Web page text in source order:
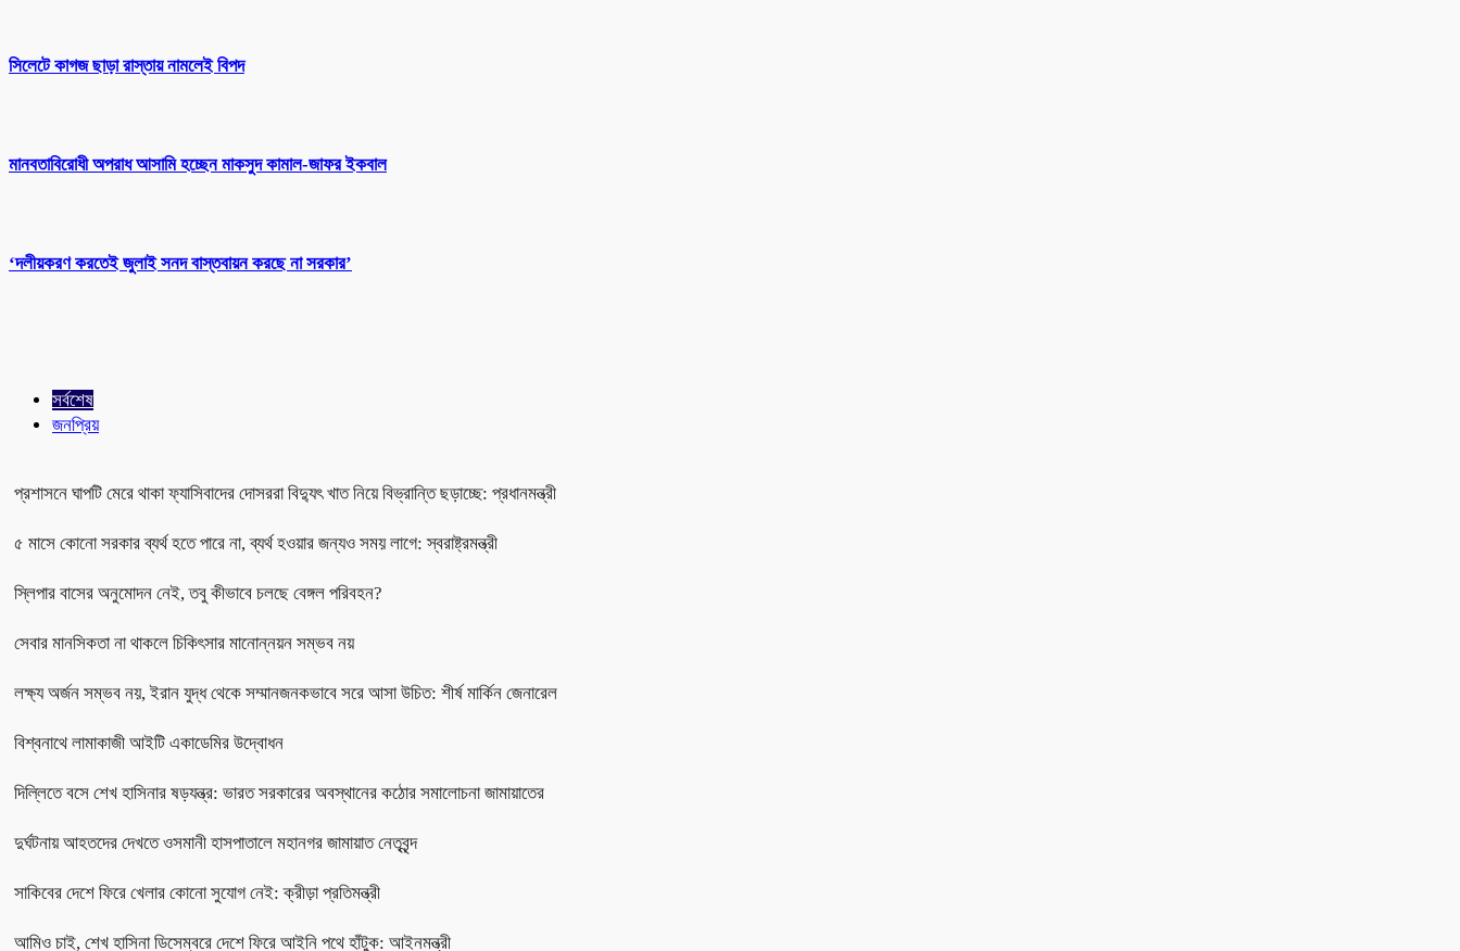
সিলেটে কাগজ ছাড়া রাস্তায় নামলেই বিপদ
মানবতাবিরোধী অপরাধ আসামি হচ্ছেন মাকসুদ কামাল-জাফর ইকবাল
‘দলীয়করণ করতেই জুলাই সনদ বাস্তবায়ন করছে না সরকার’
সর্বশেষ
জনপ্রিয়
প্রশাসনে ঘাপটি মেরে থাকা ফ্যাসিবাদের দোসররা বিদ্যুৎ খাত নিয়ে বিভ্রান্তি ছড়াচ্ছে: প্রধানমন্ত্রী
৫ মাসে কোনো সরকার ব্যর্থ হতে পারে না, ব্যর্থ হওয়ার জন্যও সময় লাগে: স্বরাষ্ট্রমন্ত্রী
স্লিপার বাসের অনুমোদন নেই, তবু কীভাবে চলছে বেঙ্গল পরিবহন?
সেবার মানসিকতা না থাকলে চিকিৎসার মানোন্নয়ন সম্ভব নয়
লক্ষ্য অর্জন সম্ভব নয়, ইরান যুদ্ধ থেকে সম্মানজনকভাবে সরে আসা উচিত: শীর্ষ মার্কিন জেনারেল
বিশ্বনাথে লামাকাজী আইটি একাডেমির উদ্বোধন
দিল্লিতে বসে শেখ হাসিনার ষড়যন্ত্র: ভারত সরকারের অবস্থানের কঠোর সমালোচনা জামায়াতের
দুর্ঘটনায় আহতদের দেখতে ওসমানী হাসপাতালে মহানগর জামায়াত নেতৃবৃন্দ
সাকিবের দেশে ফিরে খেলার কোনো সুযোগ নেই: ক্রীড়া প্রতিমন্ত্রী
আমিও চাই, শেখ হাসিনা ডিসেম্বরে দেশে ফিরে আইনি পথে হাঁটুক: আইনমন্ত্রী